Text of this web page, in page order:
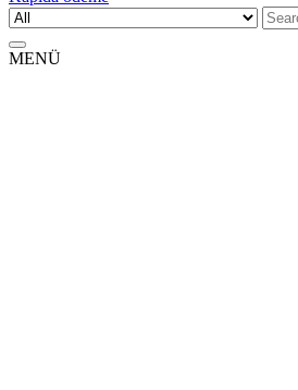
Elbise eşarp tesettür Kadın Giyim tunik
ödeme
Kadın Giyim üzerine alışveriş sitesi
Search
for:
MENÜ